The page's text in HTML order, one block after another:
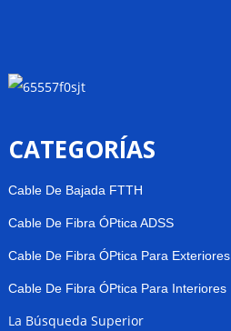
CATEGORÍAS
Cable De Bajada FTTH
Cable De Fibra ÓPtica ADSS
Cable De Fibra ÓPtica Para Exteriores
Cable De Fibra ÓPtica Para Interiores
La Búsqueda Superior